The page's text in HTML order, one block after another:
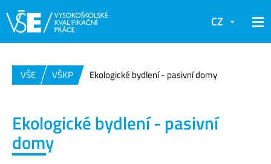
CZ
VŠE VŠKP Ekologické bydlení - pasivní domy
Ekologické bydlení - pasivní
domy